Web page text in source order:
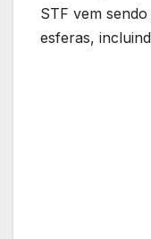
STF vem
esferas,